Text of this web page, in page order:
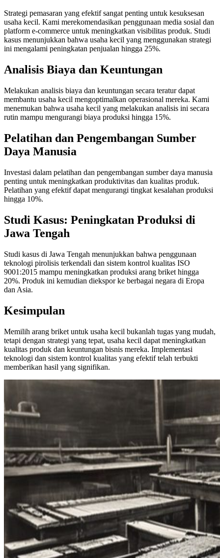
Strategi pemasaran yang efektif sangat penting untuk kesuksesan
usaha kecil. Kami merekomendasikan penggunaan media sosial dan
platform e-commerce untuk meningkatkan visibilitas produk. Studi
kasus menunjukkan bahwa usaha kecil yang menggunakan strategi
ini mengalami peningkatan penjualan hingga 25%.
Analisis Biaya dan Keuntungan
Melakukan analisis biaya dan keuntungan secara teratur dapat
membantu usaha kecil mengoptimalkan operasional mereka. Kami
menemukan bahwa usaha kecil yang melakukan analisis ini secara
rutin mampu mengurangi biaya produksi hingga 15%.
Pelatihan dan Pengembangan Sumber
Daya Manusia
Investasi dalam pelatihan dan pengembangan sumber daya manusia
penting untuk meningkatkan produktivitas dan kualitas produk.
Pelatihan yang efektif dapat mengurangi tingkat kesalahan produksi
hingga 10%.
Studi Kasus: Peningkatan Produksi di
Jawa Tengah
Studi kasus di Jawa Tengah menunjukkan bahwa penggunaan
teknologi pirolisis terkendali dan sistem kontrol kualitas ISO
9001:2015 mampu meningkatkan produksi arang briket hingga
20%. Produk ini kemudian diekspor ke berbagai negara di Eropa
dan Asia.
Kesimpulan
Memilih arang briket untuk usaha kecil bukanlah tugas yang mudah,
tetapi dengan strategi yang tepat, usaha kecil dapat meningkatkan
kualitas produk dan keuntungan bisnis mereka. Implementasi
teknologi dan sistem kontrol kualitas yang efektif telah terbukti
memberikan hasil yang signifikan.